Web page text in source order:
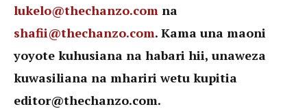
lukelo@thechanzo.com na
shafii@thechanzo.com. Kama una maoni
yoyote kuhusiana na habari hii, unaweza
kuwasiliana na mhariri wetu kupitia
editor@thechanzo.com.